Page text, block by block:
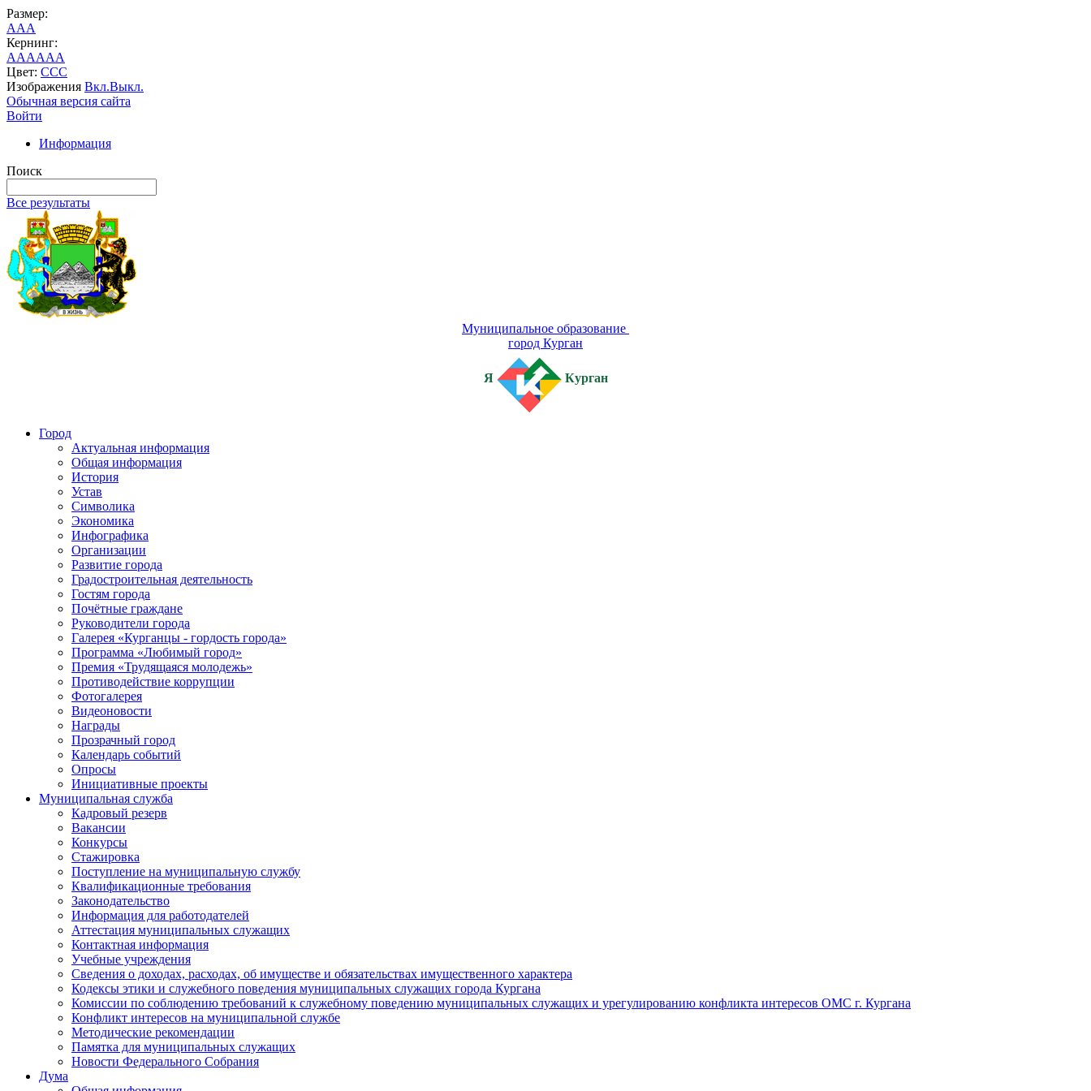
Размер:
AAA
Кернинг:
AAAAAA
Цвет: CCC
Изображения Вкл.Выкл.
Обычная версия сайта
Войти
Информация
Поиск
Все результаты
Муниципальное образование
город Курган
Я Курган
Город
Актуальная информация
Общая информация
История
Устав
Символика
Экономика
Инфографика
Организации
Развитие города
Градостроительная деятельность
Гостям города
Почётные граждане
Руководители города
Галерея «Курганцы - гордость города»
Программа «Любимый город»
Премия «Трудящаяся молодежь»
Противодействие коррупции
Фотогалерея
Видеоновости
Награды
Прозрачный город
Календарь событий
Опросы
Инициативные проекты
Муниципальная служба
Кадровый резерв
Вакансии
Конкурсы
Стажировка
Поступление на муниципальную службу
Квалификационные требования
Законодательство
Информация для работодателей
Аттестация муниципальных служащих
Контактная информация
Учебные учреждения
Сведения о доходах, расходах, об имуществе и обязательствах имущественного характера
Кодексы этики и служебного поведения муниципальных служащих города Кургана
Комиссии по соблюдению требований к служебному поведению муниципальных служащих и урегулированию конфликта интересов ОМС г. Кургана
Конфликт интересов на муниципальной службе
Методические рекомендации
Памятка для муниципальных служащих
Новости Федерального Cобрания
Дума